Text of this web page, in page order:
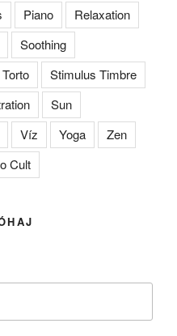
Piano
Relaxation
Soothing
Stimulus Timbre
Sun
Víz Yoga
Zen
Cult